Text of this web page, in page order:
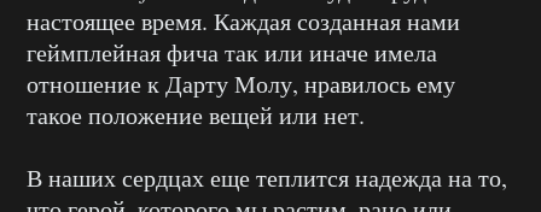
настоящее время. Каждая созданная нами
геймплейная фича так или иначе имела
отношение к Дарту Молу, нравилось ему
такое положение вещей или нет.
В наших сердцах еще теплится надежда на то,